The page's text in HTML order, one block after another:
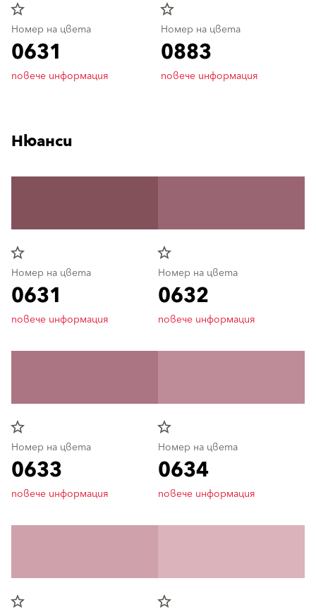
star_border
Номер на цвета
0631
повече информация
star_border
Номер на цвета
0883
повече информация
Нюанси
star_border
Номер на цвета
0631
повече информация
star_border
Номер на цвета
0632
повече информация
star_border
Номер на цвета
0633
повече информация
star_border
Номер на цвета
0634
повече информация
star_border
star_border